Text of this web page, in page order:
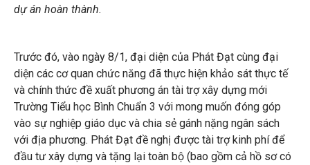
THƯ VIỆN
dự án hoàn thành.
Trước đó, vào ngày 8/1, đại diện của Phát Đạt cùng đại
diện các cơ quan chức năng đã thực hiện khảo sát thực tế
và chính thức đề xuất phương án tài trợ xây dựng mới
Trường Tiểu học Bình Chuẩn 3 với mong muốn đóng góp
vào sự nghiệp giáo dục và chia sẻ gánh nặng ngân sách
với địa phương. Phát Đạt đề nghị được tài trợ kinh phí để
đầu tư xây dựng và tặng lại toàn bộ (bao gồm cả hồ sơ có